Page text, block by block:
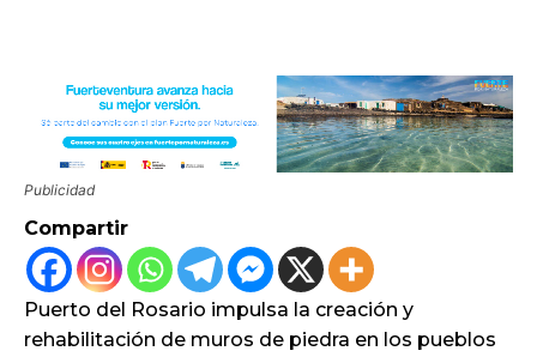
Publicidad
Compartir
Puerto del Rosario impulsa la creación y
rehabilitación de muros de piedra en los pueblos